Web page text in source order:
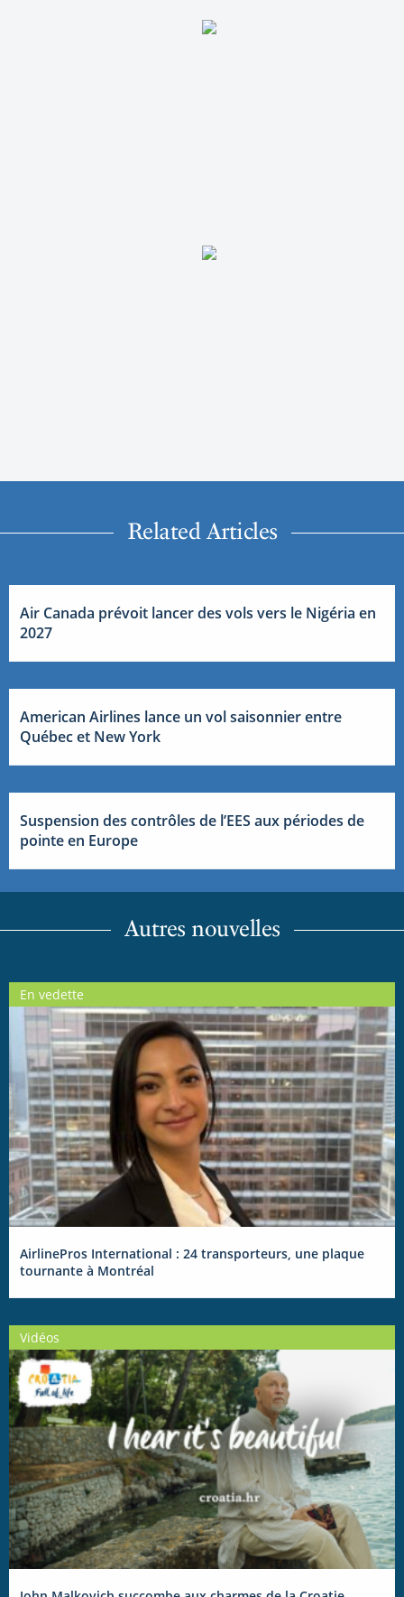
Related Articles
Air Canada prévoit lancer des vols vers le Nigéria en
2027
American Airlines lance un vol saisonnier entre
Québec et New York
Suspension des contrôles de l’EES aux périodes de
pointe en Europe
Autres nouvelles
En vedette
AirlinePros International : 24 transporteurs, une plaque
tournante à Montréal
Vidéos